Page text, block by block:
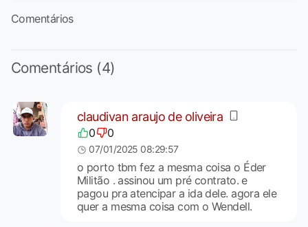
Comentários
Comentários (4)
claudivan araujo de oliveira
0 0
07/01/2025 08:29:57
o porto tbm fez a mesma coisa o Éder
Militão . assinou um pré contrato. e
pagou pra atencipar a ida dele. agora ele
quer a mesma coisa com o Wendell.